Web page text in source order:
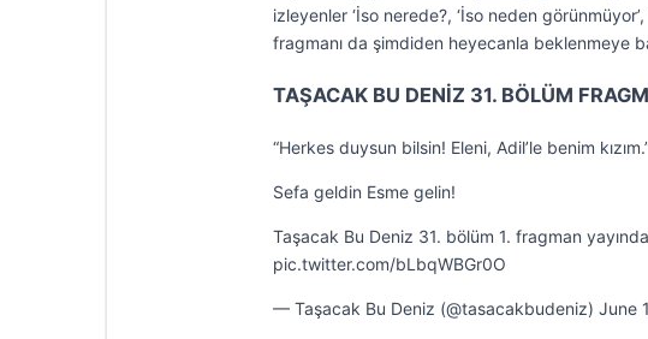
izleyenler ‘İso nerede?, ‘İso neden
fragmanı da şimdiden heyecanla beklenmeye
TAŞACAK BU DENİZ 31. BÖLÜM
“Herkes duysun bilsin! Eleni, Adil’le benim
Sefa geldin Esme gelin!
Taşacak Bu Deniz 31. bölüm 1. fragman
pic.twitter.com/bLbqWBGr0O
— Taşacak Bu Deniz (@tasacakbudeniz) June